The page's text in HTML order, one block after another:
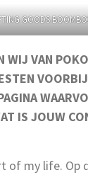
GOODS
WIJ VAN
IS JOUW
of my life. Op